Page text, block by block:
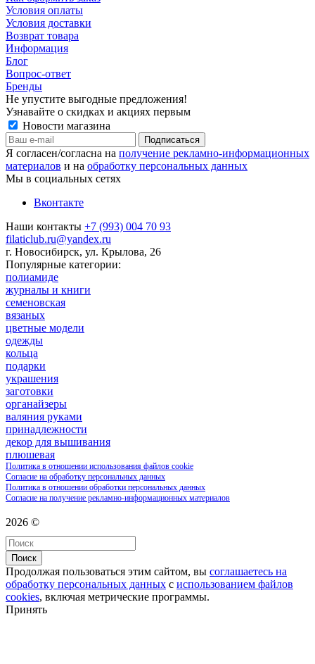
Условия оплаты
Условия доставки
Возврат товара
Информация
Блог
Вопрос-ответ
Бренды
Не упустите выгодные предложения!
Узнавайте о скидках и акциях первым
Новости магазина
Я согласен/согласна на получение рекламно-информационных
материалов и на обработку персональных данных
Мы в социальных сетях
Вконтакте
Наши контакты +7 (993) 004 70 93
filaticlub.ru@yandex.ru
г. Новосибирск, ул. Крылова, 26
Популярные категории:
полиамиде
журналы и книги
семеновская
вязаных
цветные модели
одежды
кольца
подарки
украшения
заготовки
органайзеры
валяния руками
принадлежности
декор для вышивания
плюшевая
Политика в отношении использования файлов cookie
Согласие на обработку персональных данных
Политика в отношении обработки персональных данных
Согласие на получение рекламно-информационных материалов
2026 ©
Поиск
Продолжая пользоваться этим сайтом, вы соглашаетесь на
обработку персональных данных с использованием файлов
cookies, включая метрические программы.
Принять